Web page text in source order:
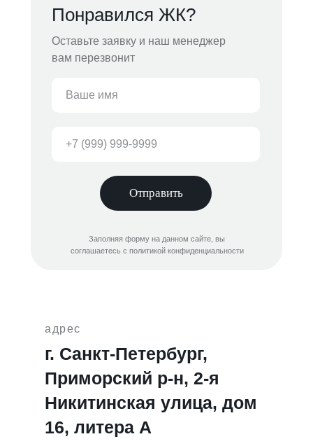
Оставьте заявку и наш менеджер
вам перезвонит
Понравился ЖК?
Заполняя форму на данном сайте, вы
соглашаетесь с политикой конфиденциальности
Отправить
адрес
г. Санкт-Петербург,
Приморский р-н, 2-я
Никитинская улица, дом
16, литера А